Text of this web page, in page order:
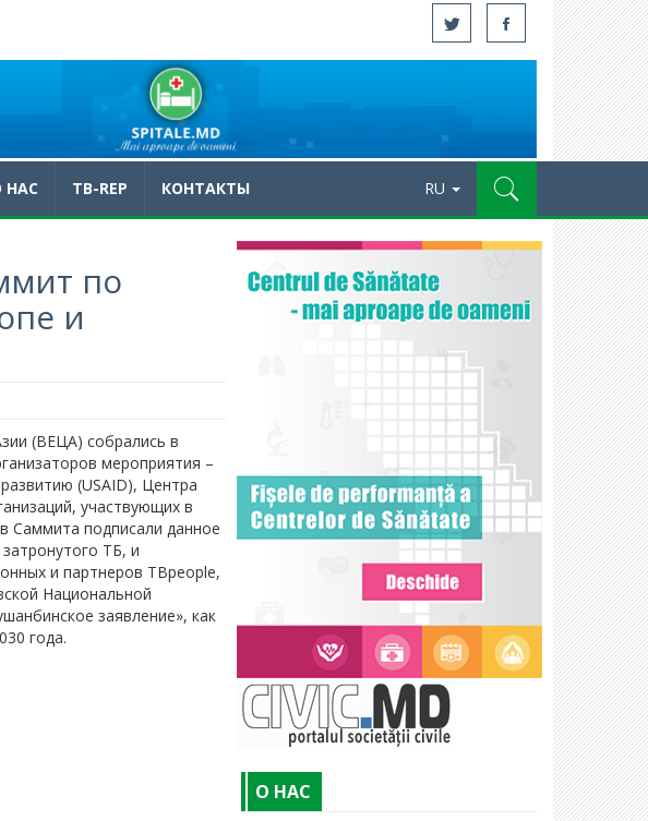
НАС TB-REP КОНТАКТЫ RU
по
и
(ВЕЦА) собрались в
мероприятия –
(USAID), Центра
участвующих в
Саммита подписали данное
ТБ, и
и партнеров TBpeople,
Национальной
заявление», как
года.
O НАС